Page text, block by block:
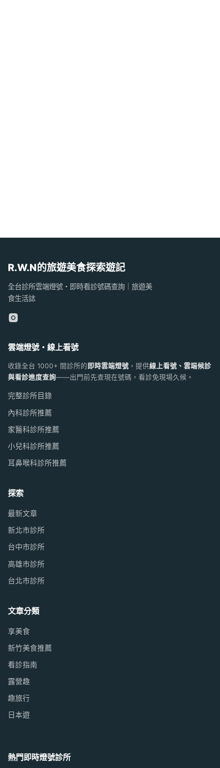
R.W.N的旅遊美食探索遊記
全台診所雲端燈號・即時看診號碼查詢｜旅遊美
食生活誌
雲端燈號・線上看號
收錄全台 1000+ 間診所的即時雲端燈號 ，提供線上看號、雲端候診
與看診進度查詢——出門前先查現在號碼，看診免現場久候。
完整診所目錄
內科診所推薦
家醫科診所推薦
小兒科診所推薦
耳鼻喉科診所推薦
探索
最新文章
新北市診所
台中市診所
高雄市診所
台北市診所
文章分類
享美食
新竹美食推薦
看診指南
露營趣
趣旅行
日本遊
熱門即時燈號診所